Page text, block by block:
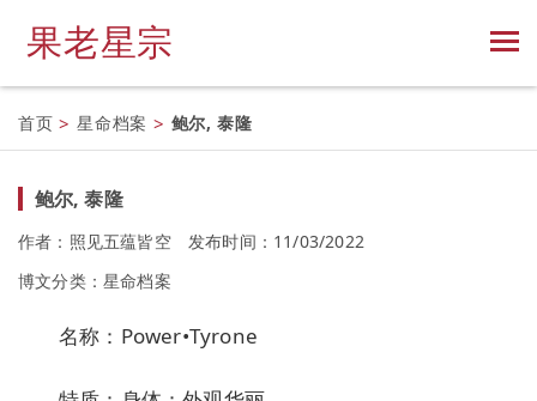
果老星宗
首页 > 星命档案 > 鲍尔, 泰隆
鲍尔, 泰隆
作者：照见五蕴皆空
发布时间：11/03/2022
博文分类： 星命档案
名称：Power•Tyrone